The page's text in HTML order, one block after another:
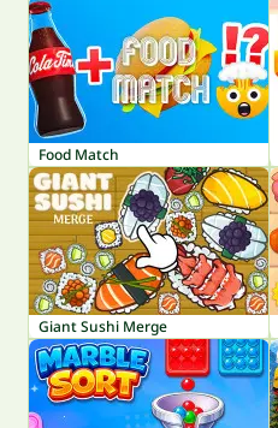
Food Match
Giant Sushi Merge